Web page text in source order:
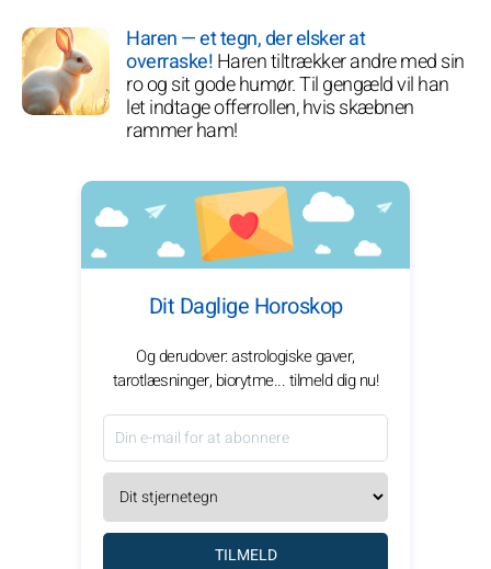
Haren — et tegn, der elsker at
overraske!Haren tiltrækker andre med sin
ro og sit gode humør. Til gengæld vil han
let indtage offerrollen, hvis skæbnen
rammer ham!
Dit Daglige Horoskop
Og derudover: astrologiske gaver,
tarotlæsninger, biorytme... tilmeld dig nu!
TILMELD